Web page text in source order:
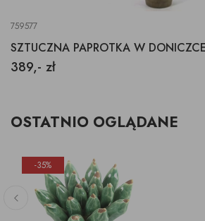
759577
SZTUCZNA PAPROTKA W
389,- zł
OSTATNIO OGLĄDANE
-35%